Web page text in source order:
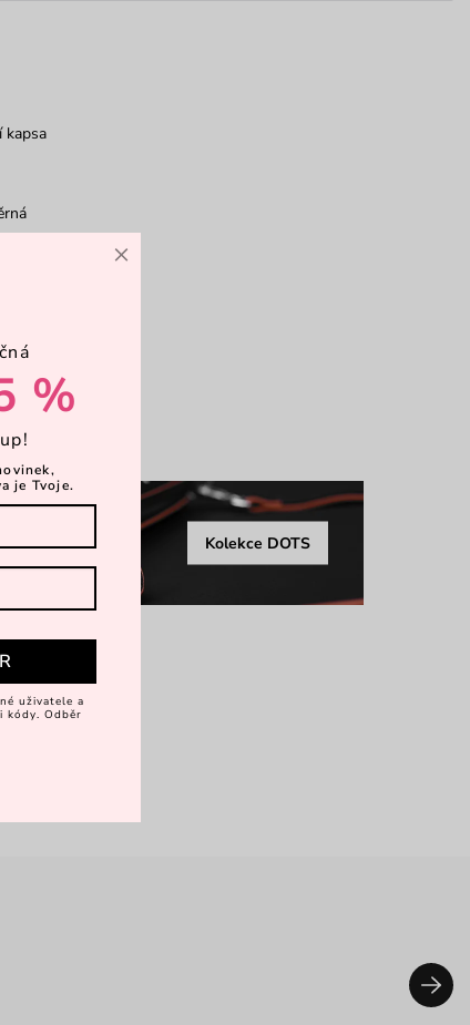
kapsa
balení
Kolekce DOTS
×
%
je Tvoje.
uživatele a
kódy. Odběr